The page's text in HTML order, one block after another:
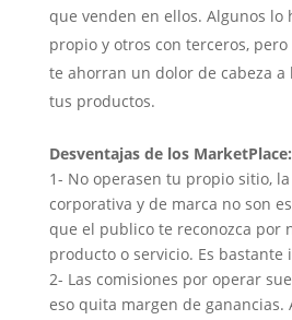
que venden en ellos. Algunos lo
propio y otros con terceros,
te ahorran un dolor de cabeza
tus productos.
Desventajas de los MarketPlace:
1- No operasen tu propio sitio,
corporativa y de marca no son
que el publico te reconozca por
producto o servicio. Es bastante
2- Las comisiones por operar
eso quita margen de ganancias.